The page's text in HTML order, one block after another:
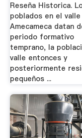
Reseña Historica.
poblados en el
Amecameca datan
periodo formativo
temprano, la
valle entonces y
posteriormente
pequeños ...